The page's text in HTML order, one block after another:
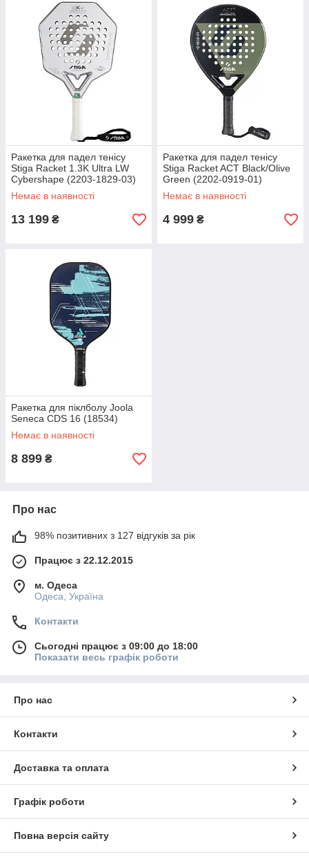
Ракетка для падел тенісу
Stiga Racket 1.3K Ultra LW
Cybershape (2203-1829-03)
Немає в наявності
13 199 ₴
Ракетка для падел тенісу
Stiga Racket ACT Black/Olive
Green (2202-0919-01)
Немає в наявності
4 999 ₴
Ракетка для піклболу Joola
Seneca CDS 16 (18534)
Немає в наявності
8 899 ₴
Про нас
98% позитивних з 127 відгуків за рік
Працює з 22.12.2015
м. Одеса
Одеса, Україна
Контакти
Сьогодні працює з 09:00 до 18:00
Показати весь графік роботи
Про нас
Контакти
Доставка та оплата
Графік роботи
Повна версія сайту